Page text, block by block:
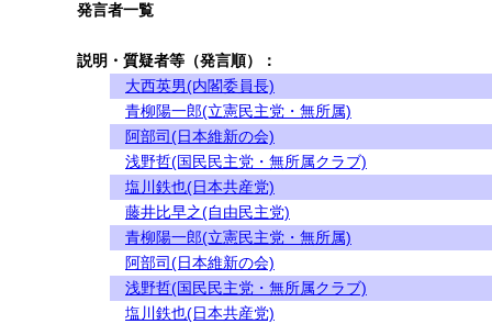
発言者一覧
説明・質疑者等（発言順）：
大西英男(内閣委員長)
青柳陽一郎(立憲民主党・無所属)
阿部司(日本維新の会)
浅野哲(国民民主党・無所属クラブ)
塩川鉄也(日本共産党)
藤井比早之(自由民主党)
青柳陽一郎(立憲民主党・無所属)
阿部司(日本維新の会)
浅野哲(国民民主党・無所属クラブ)
塩川鉄也(日本共産党)